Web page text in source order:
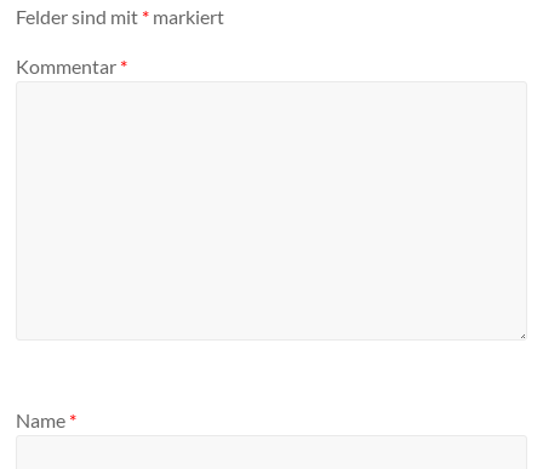
Felder sind mit * markiert
Kommentar *
Name *